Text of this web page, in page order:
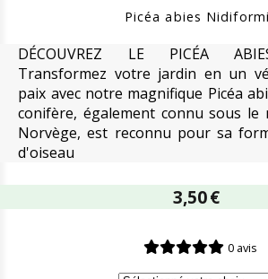
Picéa abies
DÉCOUVREZ LE PICÉA
Transformez votre jardin en un
paix avec notre magnifique Picéa
conifère, également connu sous le
Norvège, est reconnu pour sa
d'oiseau
3,50€
0 avis